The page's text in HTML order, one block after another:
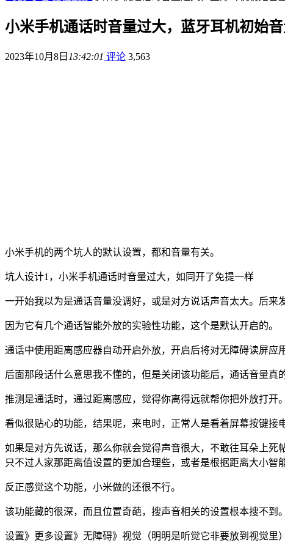
小米手机通话时音量过大，蓝牙耳机初始
2023年10月8日 13:42:01 评论 3,563
小米手机的两个坑人的默认设置，都和音量有关。
坑人设计1，小米手机通话时音量过大，如同开了免提一样
一开始我以为是通话音量没调好，或是对方说话声音太大。后来
因为它有几个通话智能外放的实验性功能，这个是默认开启的。
通话中使用距离感应器自动开启外放，开启后将对无障碍读屏应
后面那段话什么意思我不懂的，但是关闭该功能后，通话音量真
推测是通话时，通过距离感应，觉得你离得远就帮你把外放打开。
看似很贴心的功能，结果呢，来电时，正常人是看着屏幕按键接
如果是对方先说话，那么你就会觉得声音很大，不敢往耳朵上死
只不过人家那距离值设置的更加合理些，或者是根据距离大小智
反正感觉这个功能，小米做的还很不行。
该功能藏的很深，而且位置奇葩，搜声音相关的设置根本搜不到。
设置》更多设置》无障碍》视觉（明明是听觉它非要放到视觉里